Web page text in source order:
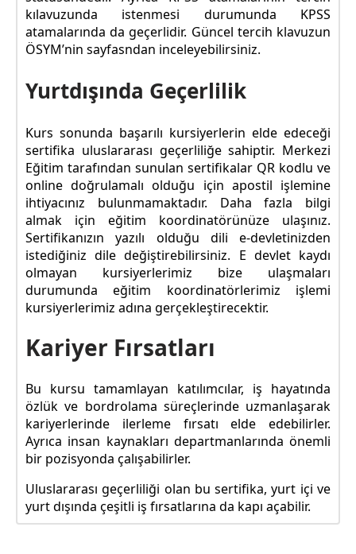
kılavuzunda istenmesi durumunda KPSS
atamalarında da geçerlidir. Güncel tercih klavuzun
ÖSYM’nin sayfasndan inceleyebilirsiniz.
Yurtdışında Geçerlilik
Kurs sonunda başarılı kursiyerlerin elde edeceği
sertifika uluslararası geçerliliğe sahiptir. Merkezi
Eğitim tarafından sunulan sertifikalar QR kodlu ve
online doğrulamalı olduğu için apostil işlemine
ihtiyacınız bulunmamaktadır. Daha fazla bilgi
almak için eğitim koordinatörünüze ulaşınız.
Sertifikanızın yazılı olduğu dili e-devletinizden
istediğiniz dile değiştirebilirsiniz. E devlet kaydı
olmayan kursiyerlerimiz bize ulaşmaları
durumunda eğitim koordinatörlerimiz işlemi
kursiyerlerimiz adına gerçekleştirecektir.
Kariyer Fırsatları
Bu kursu tamamlayan katılımcılar, iş hayatında
özlük ve bordrolama süreçlerinde uzmanlaşarak
kariyerlerinde ilerleme fırsatı elde edebilirler.
Ayrıca insan kaynakları departmanlarında önemli
bir pozisyonda çalışabilirler.
Uluslararası geçerliliği olan bu sertifika, yurt içi ve
yurt dışında çeşitli iş fırsatlarına da kapı açabilir.